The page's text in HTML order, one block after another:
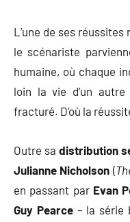
L’une de ses
le scénariste
humaine, où chaque
loin la vie d’un
fracturé. D’où la
Outre sa distribution
Julianne Nicholson (
en passant par Evan
Guy Pearce– la série